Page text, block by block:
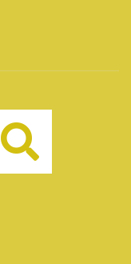
Buscar